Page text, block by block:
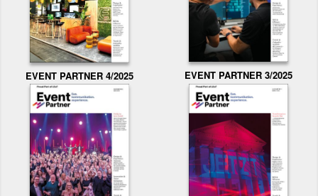
EVENT PARTNER 4/2025 EVENT PARTNER 3/2025